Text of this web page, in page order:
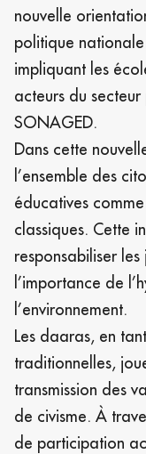
nouvelle
politique
impliquant les
acteurs du
SONAGED.
Dans cette
l’ensemble des
éducatives
classiques. Cette
responsabiliser
l’importance de
l’environnement.
Les daaras, en
traditionnelles,
transmission des
de civisme. À
de participation